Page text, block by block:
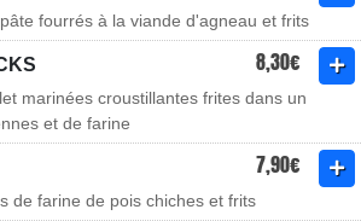
fourrés à la viande d'agneau et frits
8,30€
marinées croustillantes frites dans un
et de farine
7,90€
de farine de pois chiches et frits